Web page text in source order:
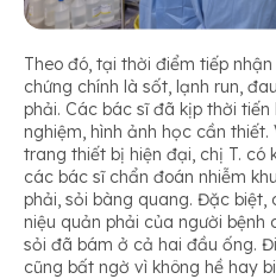
Theo đó, tại thời điểm tiếp
chứng chính là sốt, lạnh run,
phải. Các bác sĩ đã kịp thời
nghiệm, hình ảnh học cần
trang thiết bị hiện đại, chị T.
các bác sĩ chẩn đoán nhiễm
phải, sỏi bàng quang. Đặc
niệu quản phải của người
sỏi đã bám ở cả hai đầu ống.
cũng bất ngờ vì không hề hay